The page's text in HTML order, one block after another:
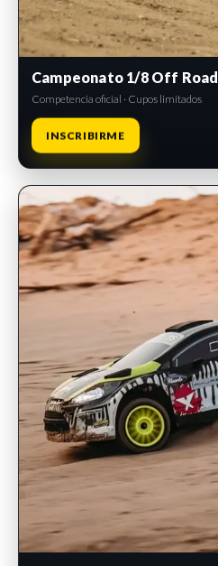
Campeonato 1/8 Off Road
Competencia oficial · Cupos limitados
INSCRIBIRME
INSCRIPCIONES ABIERTAS